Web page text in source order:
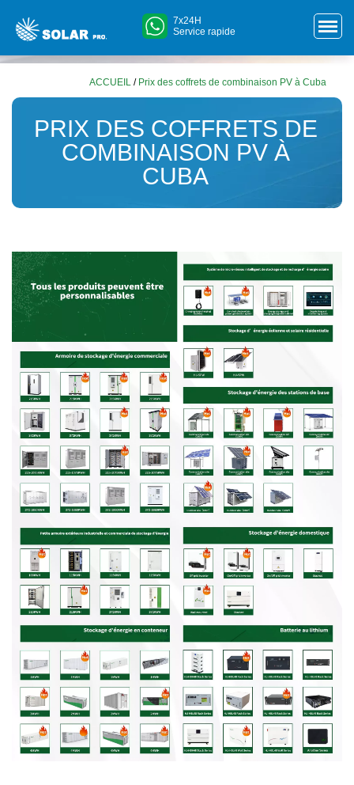
7x24H
Service rapide
ACCUEIL / Prix des coffrets de combinaison PV à Cuba
PRIX DES COFFRETS DE
COMBINAISON PV À
CUBA